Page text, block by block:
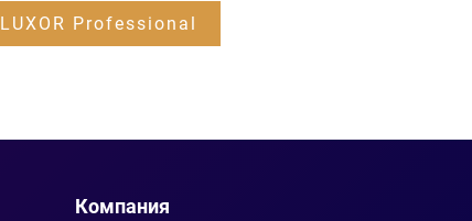
LUXOR Professional
Компания